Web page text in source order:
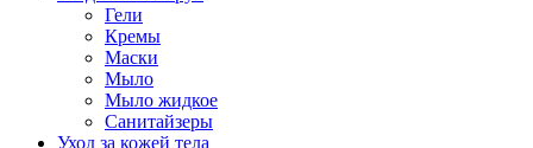
Гели
Кремы
Маски
Мыло
Мыло жидкое
Санитайзеры
Уход за кожей тела